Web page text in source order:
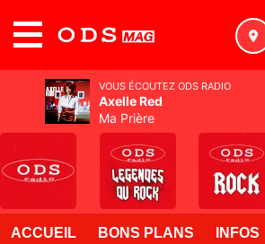
ACCUEIL BONS PLANS INFOS
VOUS ÉCOUTEZ ODS RADIO
Axelle Red
Ma Prière